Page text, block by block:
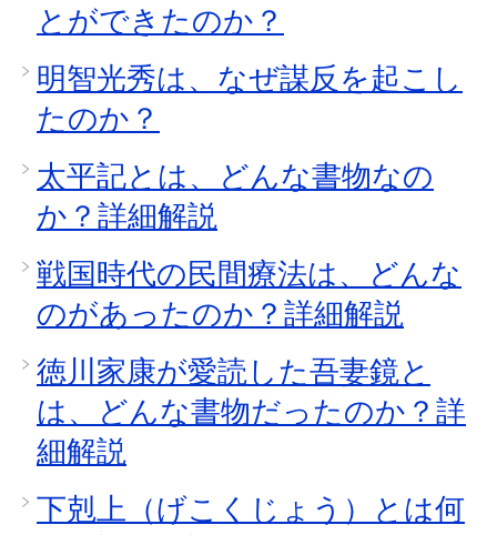
とができたのか？
明智光秀は、なぜ謀反を起こし
たのか？
太平記とは、どんな書物なの
か？詳細解説
戦国時代の民間療法は、どんな
のがあったのか？詳細解説
徳川家康が愛読した吾妻鏡と
は、どんな書物だったのか？詳
細解説
下剋上（げこくじょう）とは何